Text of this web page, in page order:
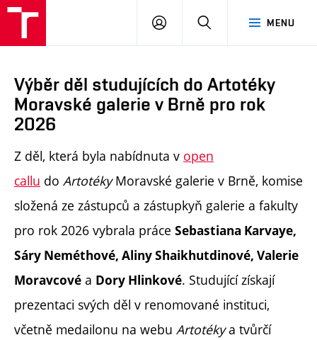
MENU
PŘIHLÁSIT
Výběr děl studujících do Artotéky
Moravské galerie v Brně pro rok
2026
Z děl, která byla nabídnuta v open
callu do ArtotékyMoravské galerie v Brně, komise
složená ze zástupců a zástupkyň galerie a fakulty
pro rok 2026 vybrala práce Sebastiana Karvaye,
Sáry Neméthové, Aliny Shaikhutdinové, Valerie
Moravcové a Dory Hlinkové. Studující získají
prezentaci svých děl v renomované instituci,
včetně medailonu na webu Artotékya tvůrčí